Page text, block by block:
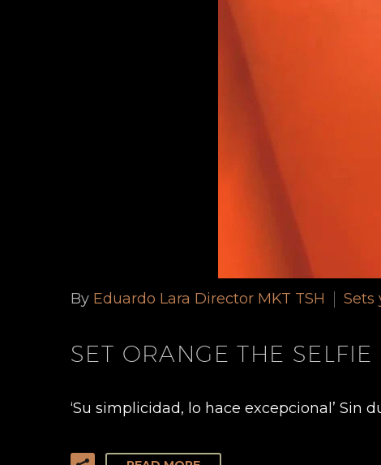
By Eduardo Lara Director MKT TSH Sets
SET ORANGE THE SELFIE
‘Su simplicidad, lo hace excepcional’ Sin